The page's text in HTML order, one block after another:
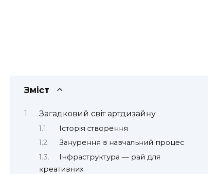
Зміст
Загадковий світ артдизайну
Історія створення
Занурення в навчальний процес
Інфраструктура — рай для
креативних